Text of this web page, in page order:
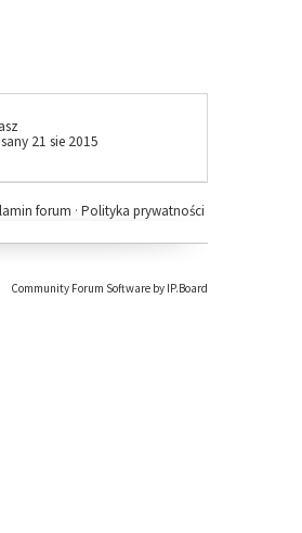
21 sie 2015
Polityka prywatności
forum ·
Community Forum Software by IP.Board